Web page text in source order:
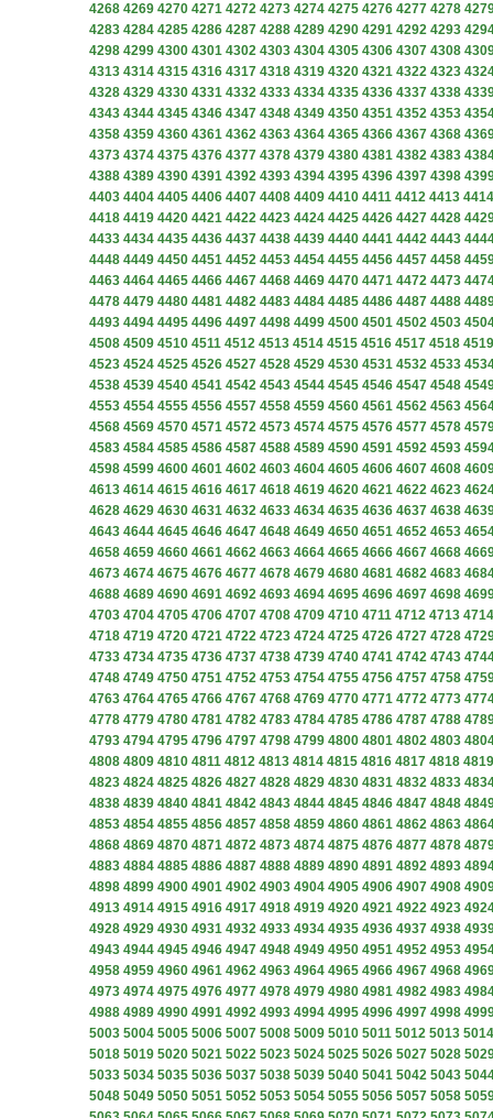
4268 4269 4270 4271 4272 4273 4274 4275 4276 4277 4278
4283 4284 4285 4286 4287 4288 4289 4290 4291 4292 4293
4298 4299 4300 4301 4302 4303 4304 4305 4306 4307 4308
4313 4314 4315 4316 4317 4318 4319 4320 4321 4322 4323
4328 4329 4330 4331 4332 4333 4334 4335 4336 4337 4338
4343 4344 4345 4346 4347 4348 4349 4350 4351 4352 4353
4358 4359 4360 4361 4362 4363 4364 4365 4366 4367 4368
4373 4374 4375 4376 4377 4378 4379 4380 4381 4382 4383
4388 4389 4390 4391 4392 4393 4394 4395 4396 4397 4398
4403 4404 4405 4406 4407 4408 4409 4410 4411 4412 4413 4414
4418 4419 4420 4421 4422 4423 4424 4425 4426 4427 4428
4433 4434 4435 4436 4437 4438 4439 4440 4441 4442 4443
4448 4449 4450 4451 4452 4453 4454 4455 4456 4457 4458
4463 4464 4465 4466 4467 4468 4469 4470 4471 4472 4473
4478 4479 4480 4481 4482 4483 4484 4485 4486 4487 4488
4493 4494 4495 4496 4497 4498 4499 4500 4501 4502 4503
4508 4509 4510 4511 4512 4513 4514 4515 4516 4517 4518 4519
4523 4524 4525 4526 4527 4528 4529 4530 4531 4532 4533
4538 4539 4540 4541 4542 4543 4544 4545 4546 4547 4548
4553 4554 4555 4556 4557 4558 4559 4560 4561 4562 4563
4568 4569 4570 4571 4572 4573 4574 4575 4576 4577 4578
4583 4584 4585 4586 4587 4588 4589 4590 4591 4592 4593
4598 4599 4600 4601 4602 4603 4604 4605 4606 4607 4608
4613 4614 4615 4616 4617 4618 4619 4620 4621 4622 4623
4628 4629 4630 4631 4632 4633 4634 4635 4636 4637 4638
4643 4644 4645 4646 4647 4648 4649 4650 4651 4652 4653
4658 4659 4660 4661 4662 4663 4664 4665 4666 4667 4668
4673 4674 4675 4676 4677 4678 4679 4680 4681 4682 4683
4688 4689 4690 4691 4692 4693 4694 4695 4696 4697 4698
4703 4704 4705 4706 4707 4708 4709 4710 4711 4712 4713 4714
4718 4719 4720 4721 4722 4723 4724 4725 4726 4727 4728
4733 4734 4735 4736 4737 4738 4739 4740 4741 4742 4743
4748 4749 4750 4751 4752 4753 4754 4755 4756 4757 4758
4763 4764 4765 4766 4767 4768 4769 4770 4771 4772 4773
4778 4779 4780 4781 4782 4783 4784 4785 4786 4787 4788
4793 4794 4795 4796 4797 4798 4799 4800 4801 4802 4803
4808 4809 4810 4811 4812 4813 4814 4815 4816 4817 4818 4819
4823 4824 4825 4826 4827 4828 4829 4830 4831 4832 4833
4838 4839 4840 4841 4842 4843 4844 4845 4846 4847 4848
4853 4854 4855 4856 4857 4858 4859 4860 4861 4862 4863
4868 4869 4870 4871 4872 4873 4874 4875 4876 4877 4878
4883 4884 4885 4886 4887 4888 4889 4890 4891 4892 4893
4898 4899 4900 4901 4902 4903 4904 4905 4906 4907 4908
4913 4914 4915 4916 4917 4918 4919 4920 4921 4922 4923
4928 4929 4930 4931 4932 4933 4934 4935 4936 4937 4938
4943 4944 4945 4946 4947 4948 4949 4950 4951 4952 4953
4958 4959 4960 4961 4962 4963 4964 4965 4966 4967 4968
4973 4974 4975 4976 4977 4978 4979 4980 4981 4982 4983
4988 4989 4990 4991 4992 4993 4994 4995 4996 4997 4998
5003 5004 5005 5006 5007 5008 5009 5010 5011 5012 5013 5014
5018 5019 5020 5021 5022 5023 5024 5025 5026 5027 5028
5033 5034 5035 5036 5037 5038 5039 5040 5041 5042 5043
5048 5049 5050 5051 5052 5053 5054 5055 5056 5057 5058